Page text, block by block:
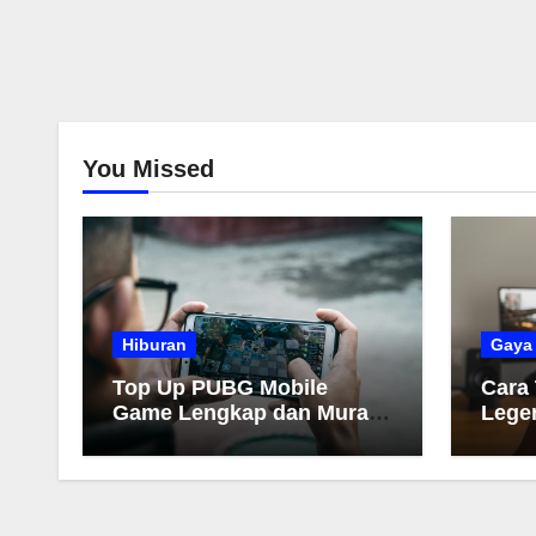
You Missed
Hiburan
Top Up PUBG Mobile
Game Lengkap dan Murah
Cara